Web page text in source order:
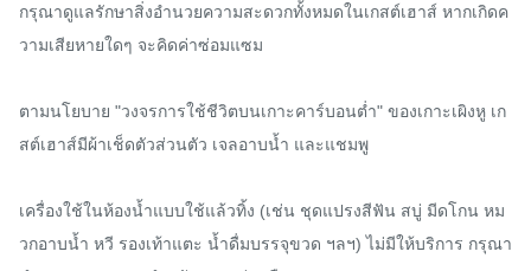
กรุณาดูแลรักษาสิ่งอำนวยความสะดวกทั้งหมดในเกสต์เฮาส์ หากเกิดค
วามเสียหายใดๆ จะคิดค่าซ่อมแซม
ตามนโยบาย "วงจรการใช้ชีวิตบนเกาะคาร์บอนต่ำ" ของเกาะเผิงหู เก
สต์เฮาส์มีผ้าเช็ดตัวส่วนตัว เจลอาบน้ำ และแชมพู
เครื่องใช้ในห้องน้ำแบบใช้แล้วทิ้ง (เช่น ชุดแปรงสีฟัน สบู่ มีดโกน หม
วกอาบน้ำ หวี รองเท้าแตะ น้ำดื่มบรรจุขวด ฯลฯ) ไม่มีให้บริการ กรุณา